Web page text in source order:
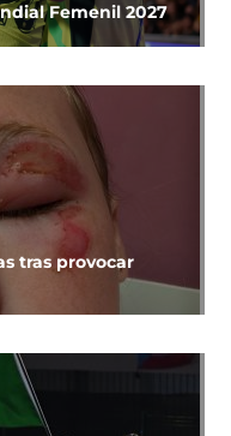
Femenil 2027
tras provocar